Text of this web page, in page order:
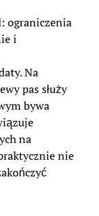
ograniczenia
i
Na
pas służy
bywa
na
nie